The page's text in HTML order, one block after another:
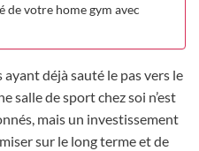
votre home gym avec
ayant déjà sauté le pas vers le
salle de sport chez soi n’est
mais un investissement
sur le long terme et de